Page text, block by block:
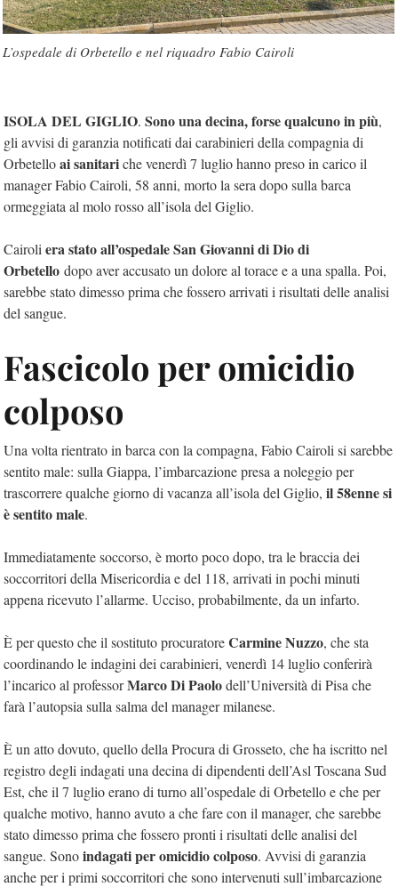
L’ospedale di Orbetello e nel riquadro Fabio Cairoli
ISOLA DEL GIGLIO. Sono una decina, forse qualcuno in più,
gli avvisi di garanzia notificati dai carabinieri della compagnia di
Orbetelloai sanitariche venerdì 7 luglio hanno preso in carico il
manager Fabio Cairoli, 58 anni, morto la sera dopo sulla barca
ormeggiata al molo rosso all’isola del Giglio.
Cairoli era stato all’ospedale San Giovanni di Dio di
Orbetello dopo aver accusato un dolore al torace e a una spalla. Poi,
sarebbe stato dimesso prima che fossero arrivati i risultati delle analisi
del sangue.
Fascicolo per omicidio
colposo
Una volta rientrato in barca con la compagna, Fabio Cairoli si sarebbe
sentito male: sulla Giappa, l’imbarcazione presa a noleggio per
trascorrere qualche giorno di vacanza all’isola del Giglio, il 58enne si
è sentito male.
Immediatamente soccorso, è morto poco dopo, tra le braccia dei
soccorritori della Misericordia e del 118, arrivati in pochi minuti
appena ricevuto l’allarme. Ucciso, probabilmente, da un infarto.
È per questo che il sostituto procuratoreCarmine Nuzzo, che sta
coordinando le indagini dei carabinieri, venerdì 14 luglio conferirà
l’incarico al professorMarco Di Paolodell’Università di Pisa che
farà l’autopsia sulla salma del manager milanese.
È un atto dovuto, quello della Procura di Grosseto, che ha iscritto nel
registro degli indagati una decina di dipendenti dell’Asl Toscana Sud
Est, che il 7 luglio erano di turno all’ospedale di Orbetello e che per
qualche motivo, hanno avuto a che fare con il manager, che sarebbe
stato dimesso prima che fossero pronti i risultati delle analisi del
sangue. Sonoindagati per omicidio colposo. Avvisi di garanzia
anche per i primi soccorritori che sono intervenuti sull’imbarcazione